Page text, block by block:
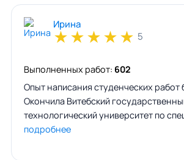
Ирина
★★★★★ 5
Выполненных работ: 602
Опыт написания студенческих работ
Окончила Витебский
технологический университет по
подробнее